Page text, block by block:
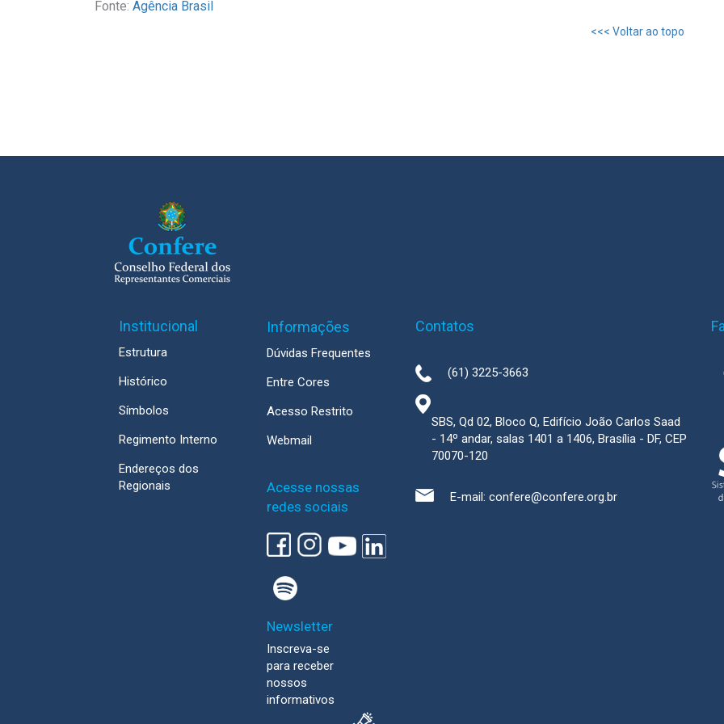
Fonte: Agência Brasil
<<< Voltar ao topo
Institucional
Estrutura
Histórico
Símbolos
Regimento Interno
Endereços dos
Regionais
Informações
Dúvidas Frequentes
Entre Cores
Acesso Restrito
Webmail
Acesse nossas
redes sociais
Newsletter
Inscreva-se
para receber
nossos
informativos
Contatos
(61) 3225-3663
SBS, Qd 02, Bloco Q, Edifício João Carlos Saad
- 14º andar, salas 1401 a 1406, Brasília - DF, CEP
70070-120
E-mail: confere@confere.org.br